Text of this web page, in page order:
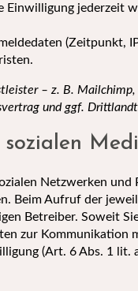
Einwilligung jederzeit
(Zeitpunkt,
– z. B.
und ggf.
Netzwerken
Beim Aufruf der
Betreiber. Soweit
zur Kommunikation
(Art. 6 Abs. 1 lit.